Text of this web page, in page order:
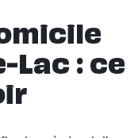
Lac : ce